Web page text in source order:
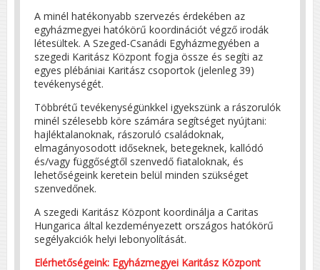
A minél hatékonyabb szervezés érdekében az
egyházmegyei hatókörű koordinációt végző irodák
létesültek. A Szeged-Csanádi Egyházmegyében a
szegedi Karitász Központ fogja össze és segíti az
egyes plébániai Karitász csoportok (jelenleg 39)
tevékenységét.
Többrétű tevékenységünkkel igyekszünk a rászorulók
minél szélesebb köre számára segítséget nyújtani:
hajléktalanoknak, rászoruló családoknak,
elmagányosodott időseknek, betegeknek, kallódó
és/vagy függőségtől szenvedő fiataloknak, és
lehetőségeink keretein belül minden szükséget
szenvedőnek.
A szegedi Karitász Központ koordinálja a Caritas
Hungarica által kezdeményezett országos hatókörű
segélyakciók helyi lebonyolítását.
Elérhetőségeink: Egyházmegyei Karitász Központ